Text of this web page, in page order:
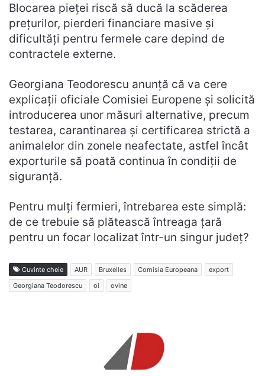
Blocarea pieței riscă să ducă la scăderea
prețurilor, pierderi financiare masive și
dificultăți pentru fermele care depind de
contractele externe.
Georgiana Teodorescu anunță că va cere
explicații oficiale Comisiei Europene și solicită
introducerea unor măsuri alternative, precum
testarea, carantinarea și certificarea strictă a
animalelor din zonele neafectate, astfel încât
exporturile să poată continua în condiții de
siguranță.
Pentru mulți fermieri, întrebarea este simplă:
de ce trebuie să plătească întreaga țară
pentru un focar localizat într-un singur județ?
Cuvinte cheie AUR Bruxelles Comisia Europeana
export
Georgiana Teodorescu
oi ovine